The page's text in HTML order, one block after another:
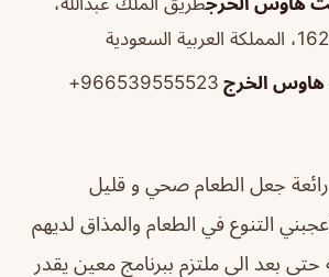
الخرج 966539555523+
جعل الطعام صحي و قليل
التنوع في الطعام والمذاق لديهم
بعد الي ملتزم ببرنامج معين يقدر